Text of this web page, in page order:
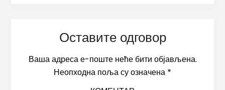
Оставите одговор
Ваша адреса е-поште неће бити објављена.
Неопходна поља су означена *